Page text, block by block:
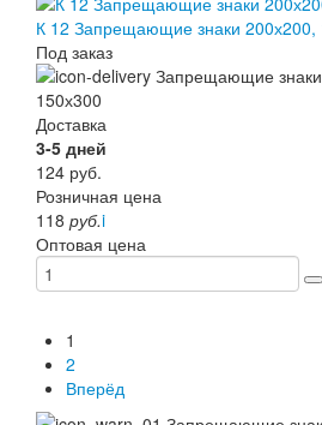
К 12 Запрещающие знаки 200х200,
Под заказ
Доставка
3-5 дней
124 руб.
Розничная цена
118 руб.i
Оптовая цена
1
2
Вперёд